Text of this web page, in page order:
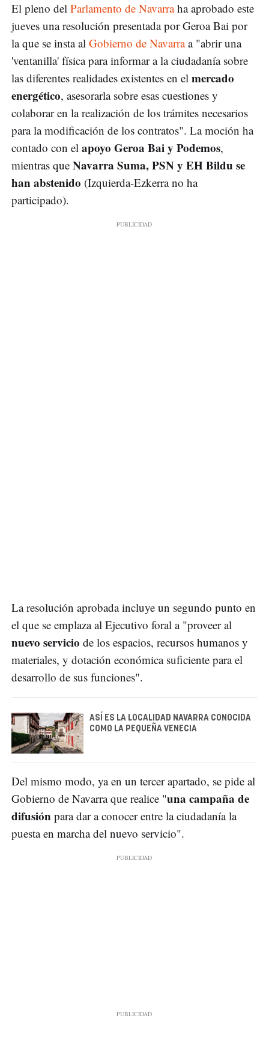
El pleno del Parlamento de Navarraha aprobado este
jueves una resolución presentada por Geroa Bai por
la que se insta al Gobierno de Navarraa "abrir una
'ventanilla' física para informar a la ciudadanía sobre
las diferentes realidades existentes en el mercado
energético, asesorarla sobre esas cuestiones y
colaborar en la realización de los trámites necesarios
para la modificación de los contratos". La moción ha
contado con el apoyo Geroa Bai y Podemos,
mientras que Navarra Suma, PSN y EH Bildu se
han abstenido (Izquierda-Ezkerra no ha
participado).
La resolución aprobada incluye un segundo punto en
el que se emplaza al Ejecutivo foral a "proveer al
nuevo servicio de los espacios, recursos humanos y
materiales, y dotación económica suficiente para el
desarrollo de sus funciones".
ASÍ ES LA LOCALIDAD NAVARRA CONOCIDA
COMO LA PEQUEÑA VENECIA
Del mismo modo, ya en un tercer apartado, se pide al
Gobierno de Navarra que realice "una campaña de
difusión para dar a conocer entre la ciudadanía la
puesta en marcha del nuevo servicio".